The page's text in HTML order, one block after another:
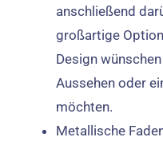
anschließend
großartige
Design
Aussehen oder
möchten.
Metallische